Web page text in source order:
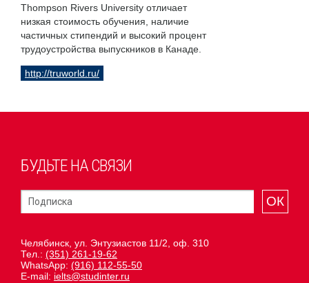
Thompson Rivers University отличает
низкая стоимость обучения, наличие
частичных стипендий и высокий процент
трудоустройства выпускников в Канаде.
http://truworld.ru/
БУДЬТЕ НА СВЯЗИ
ОК
Челябинск, ул. Энтузиастов 11/2, оф. 310
Тел.: (351) 261-19-62
WhatsApp: (916) 112-55-50
E-mail: ielts@studinter.ru